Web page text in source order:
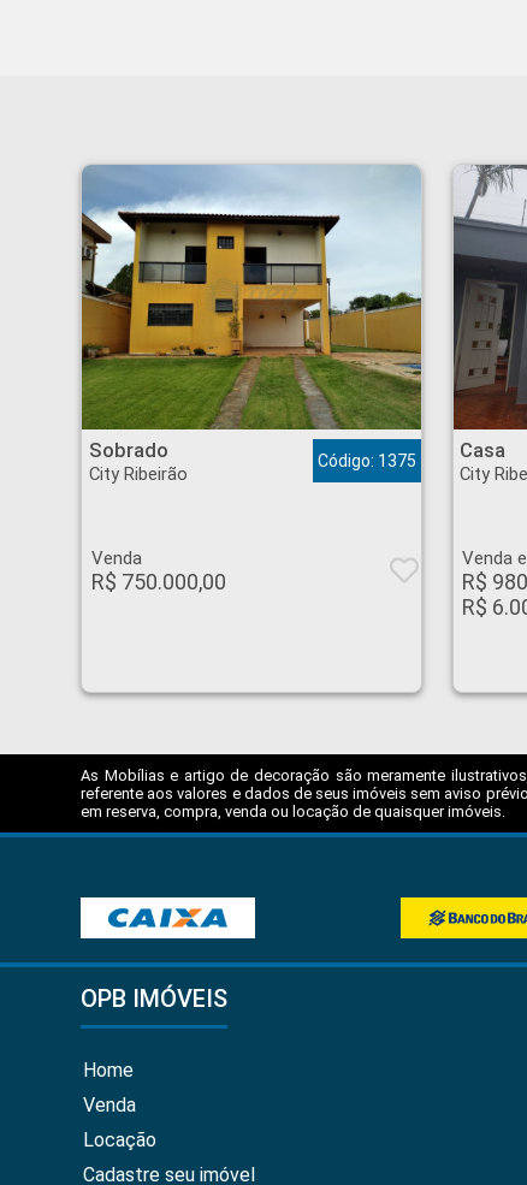
Sobrado - City Ribeirão - Ribeirão Preto
Sobrado
City Ribeirão
Código: 1375
Venda
R$ 750.000,00
Casa - City
Casa
City
Venda
R$
R$
As Mobílias e artigo de decoração são meramente
referente aos valores e dados de seus imóveis sem aviso
em reserva, compra, venda ou locação de quaisquer imóveis.
OPB IMÓVEIS
Home
Venda
Locação
Cadastre seu imóvel